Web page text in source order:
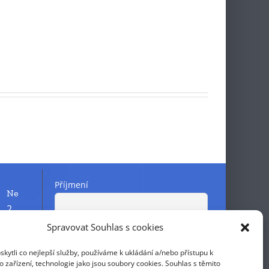
Spravovat Souhlas s cookies
co nejlepší služby, používáme k ukládání a/nebo přístupu k
zařízení, technologie jako jsou soubory cookies. Souhlas s těmito
Ne
2
23
Příjmení
Křestní jméno